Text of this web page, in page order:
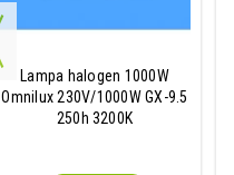
Lampa halogen 1000W
Omnilux 230V/1000W GX-9.5
250h 3200K